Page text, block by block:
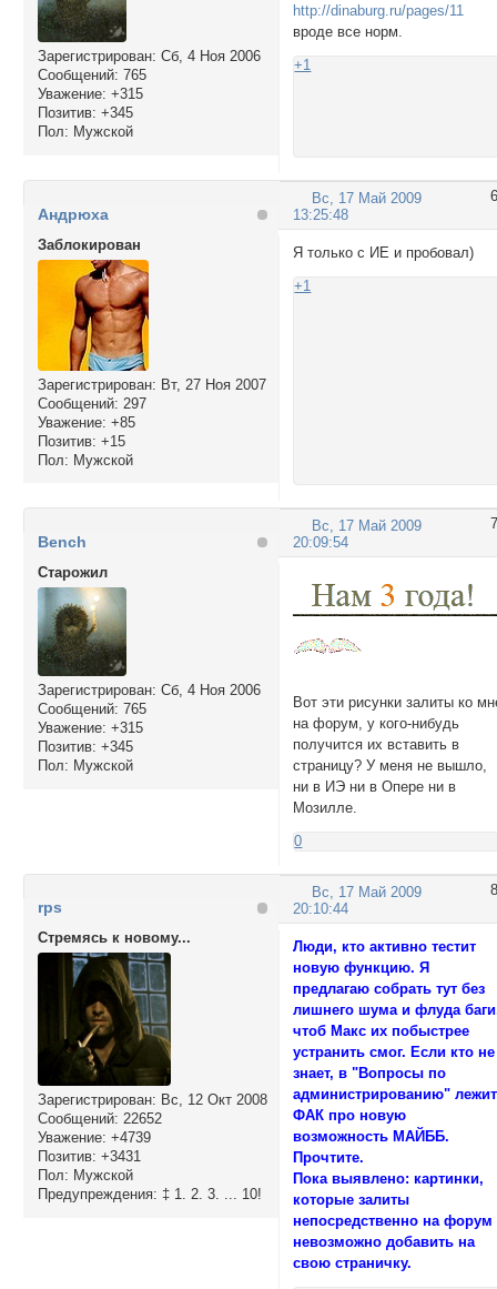
Зарегистрирован: Сб, 4 Ноя 2006
Сообщений: 765
Уважение: +315
Позитив: +345
Пол: Мужской
http://dinaburg.ru/pages/11
вроде все норм.
+1
6
Вс, 17 Май 2009
13:25:48
Андрюха
Заблокирован
Зарегистрирован: Вт, 27 Ноя 2007
Сообщений: 297
Уважение: +85
Позитив: +15
Пол: Мужской
Я только с ИЕ и пробовал)
+1
7
Вс, 17 Май 2009
20:09:54
Bench
Cтарожил
Зарегистрирован: Сб, 4 Ноя 2006
Сообщений: 765
Уважение: +315
Позитив: +345
Пол: Мужской
Вот эти рисунки залиты ко
на форум, у кого-нибудь
получится их вставить в
страницу? У меня не вышло,
ни в ИЭ ни в Опере ни в
Мозилле.
0
8
Вс, 17 Май 2009
20:10:44
rps
Стремясь к новому...
Зарегистрирован: Вс, 12 Окт 2008
Сообщений: 22652
Уважение: +4739
Позитив: +3431
Пол: Мужской
Предупреждения: ‡ 1. 2. 3. ... 10!
Люди, кто активно тестит
новую функцию. Я
предлагаю собрать тут без
лишнего шума и флуда
чтоб Макс их побыстрее
устранить смог. Если кто не
знает, в "Вопросы по
администрированию" лежит
ФАК про новую
возможность МАЙББ.
Прочтите.
Пока выявлено: картинки,
которые залиты
непосредственно на форум
невозможно добавить на
свою страничку.